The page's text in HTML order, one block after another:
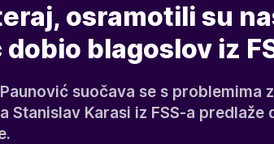
osramotili su
blagoslov iz
suočava se s problemima
Stanislav Karasi iz FSS-a predlaže